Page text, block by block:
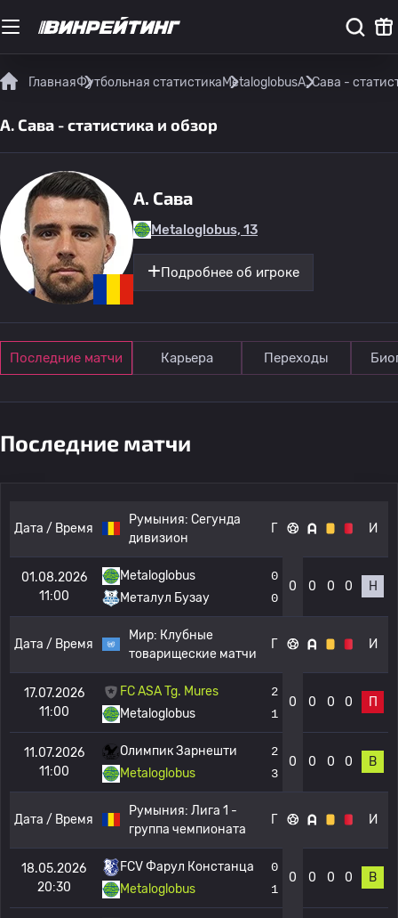
ГлавнаяФутбольная статистикаMetaloglobusА. Сава -
А. Сава - статистика и обзор
А. Сава
Metaloglobus, 13
Подробнее об игроке
Последние матчи Карьера Переходы
Последние матчи
Дата / Время
Румыния: Сегунда
дивизион
Г И
01.08.2026
11:00
Metaloglobus
Металул Бузау
0
0
0 0 0 0 Н
Дата / Время
Мир: Клубные
товарищеские матчи
Г И
17.07.2026
11:00
FC ASA Tg. Mures
Metaloglobus
2
1
0 0 0 0 П
11.07.2026
11:00
Олимпик Зарнешти
Metaloglobus
2
3
0 0 0 0 В
Дата / Время
Румыния: Лига 1 -
группа чемпионата
Г И
18.05.2026
20:30
FCV Фарул Констанца
Metaloglobus
0
1
0 0 0 0 В